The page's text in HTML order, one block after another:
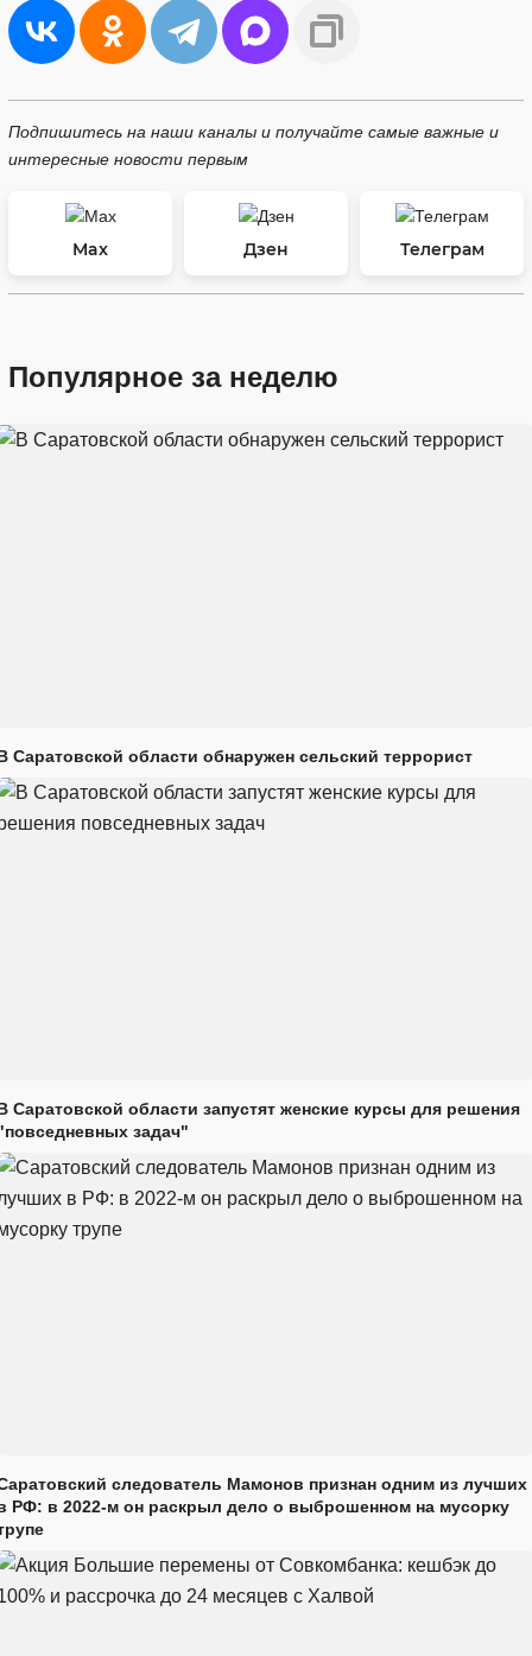
Подпишитесь на наши каналы и получайте самые важные и
интересные новости первым
Max Дзен Телеграм
Популярное за неделю
Саратовской области обнаружен сельский террорист
Саратовской области запустят женские курсы для решения
задач"
следователь Мамонов признан одним из лучших
РФ: в 2022-м он раскрыл дело о выброшенном на мусорку